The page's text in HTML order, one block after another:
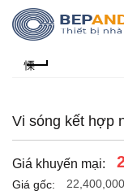
Vi sóng kết hợp
Giá khuyến mại:
Giá gốc:
22,400,000